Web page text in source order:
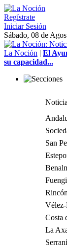
Regístrate
Iniciar Sesión
Sábado, 08 de
La Noción | El
su capacidad...
San
Costa
La